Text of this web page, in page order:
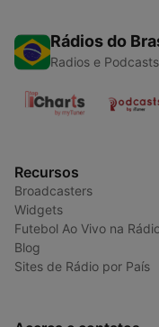
Rádios do
Radios e Podcasts
Recursos
Broadcasters
Widgets
Futebol Ao Vivo na
Blog
Sites de Rádio por País